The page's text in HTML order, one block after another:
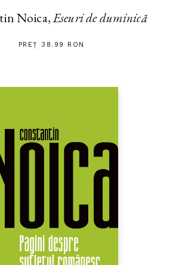
Noica,Eseuri de duminică
PREȚ 38.99 RON